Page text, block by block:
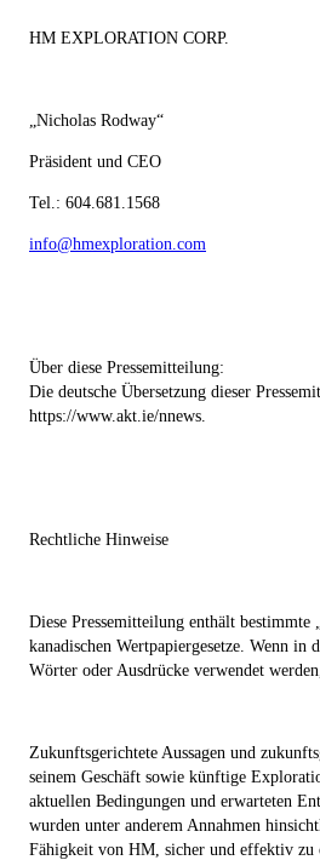
HM EXPLORATION CORP.
„Nicholas Rodway“
Präsident und CEO
Tel.: 604.681.1568
info@hmexploration.com
Über diese Pressemitteilung:
Die deutsche Übersetzung dieser
https://www.akt.ie/nnews.
Rechtliche Hinweise
Diese Pressemitteilung enthält
kanadischen Wertpapiergesetze. Wenn in
Wörter oder Ausdrücke verwendet
Zukunftsgerichtete Aussagen und
seinem Geschäft sowie künftige
aktuellen Bedingungen und erwarteten
wurden unter anderem Annahmen
Fähigkeit von HM, sicher und effektiv zu